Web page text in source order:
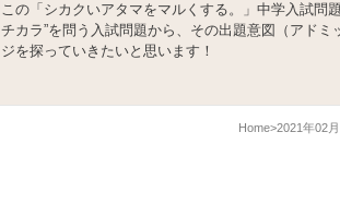
この「シカクいアタマをマルくする。」中学入試問
チカラ”を問う入試問題から、その出題意図（アド
ジを探っていきたいと思います！
Home 2021年02